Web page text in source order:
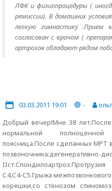
ЛФК и физиопроцедуры (
ремиссии). В домашних
легкую гимнастику .Прием
согласован с врачом (
артрозов обладают рядом
03.03.2011 19:01 -
Добрый вечер!Мне 38
нормальной
поясница.После сделанных МРТ
позвоночника:дегенеративно-
С4,С4-С5.Грыжа
корешки,со стенозом